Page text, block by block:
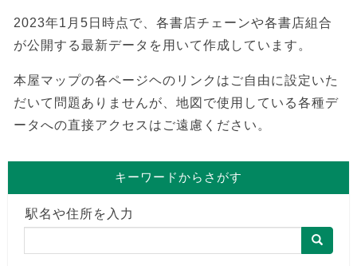
2023年1月5日時点で、各書店チェーンや各書店組合
が公開する最新データを用いて作成しています。
本屋マップの各ページヘのリンクはご自由に設定いた
だいて問題ありませんが、地図で使用している各種デ
ータへの直接アクセスはご遠慮ください。
キーワードからさがす
駅名や住所を入力